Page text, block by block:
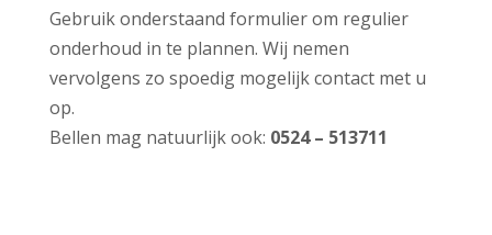
Gebruik onderstaand formulier om regulier
onderhoud in te plannen. Wij nemen
vervolgens zo spoedig mogelijk contact met u
op.
Bellen mag natuurlijk ook: 0524 – 513711